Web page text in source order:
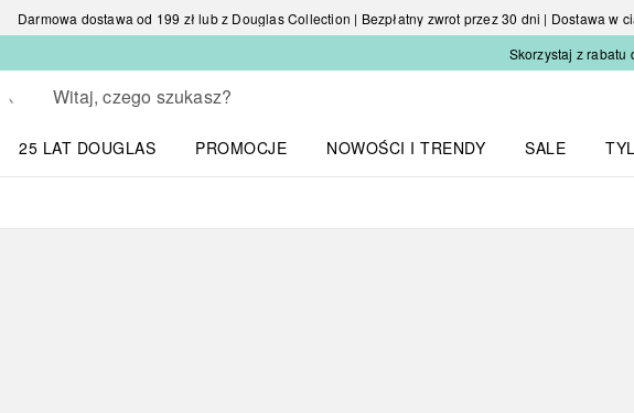
Darmowa dostawa od 199 zł lub z Douglas Collection | Bezpłatny zwrot przez 30 dni | Dostawa w
Skorzystaj z rabatu
Wracać
Wykonaj wyszukiwanie
25 LAT DOUGLAS
PROMOCJE
NOWOŚCI I TRENDY
SALE